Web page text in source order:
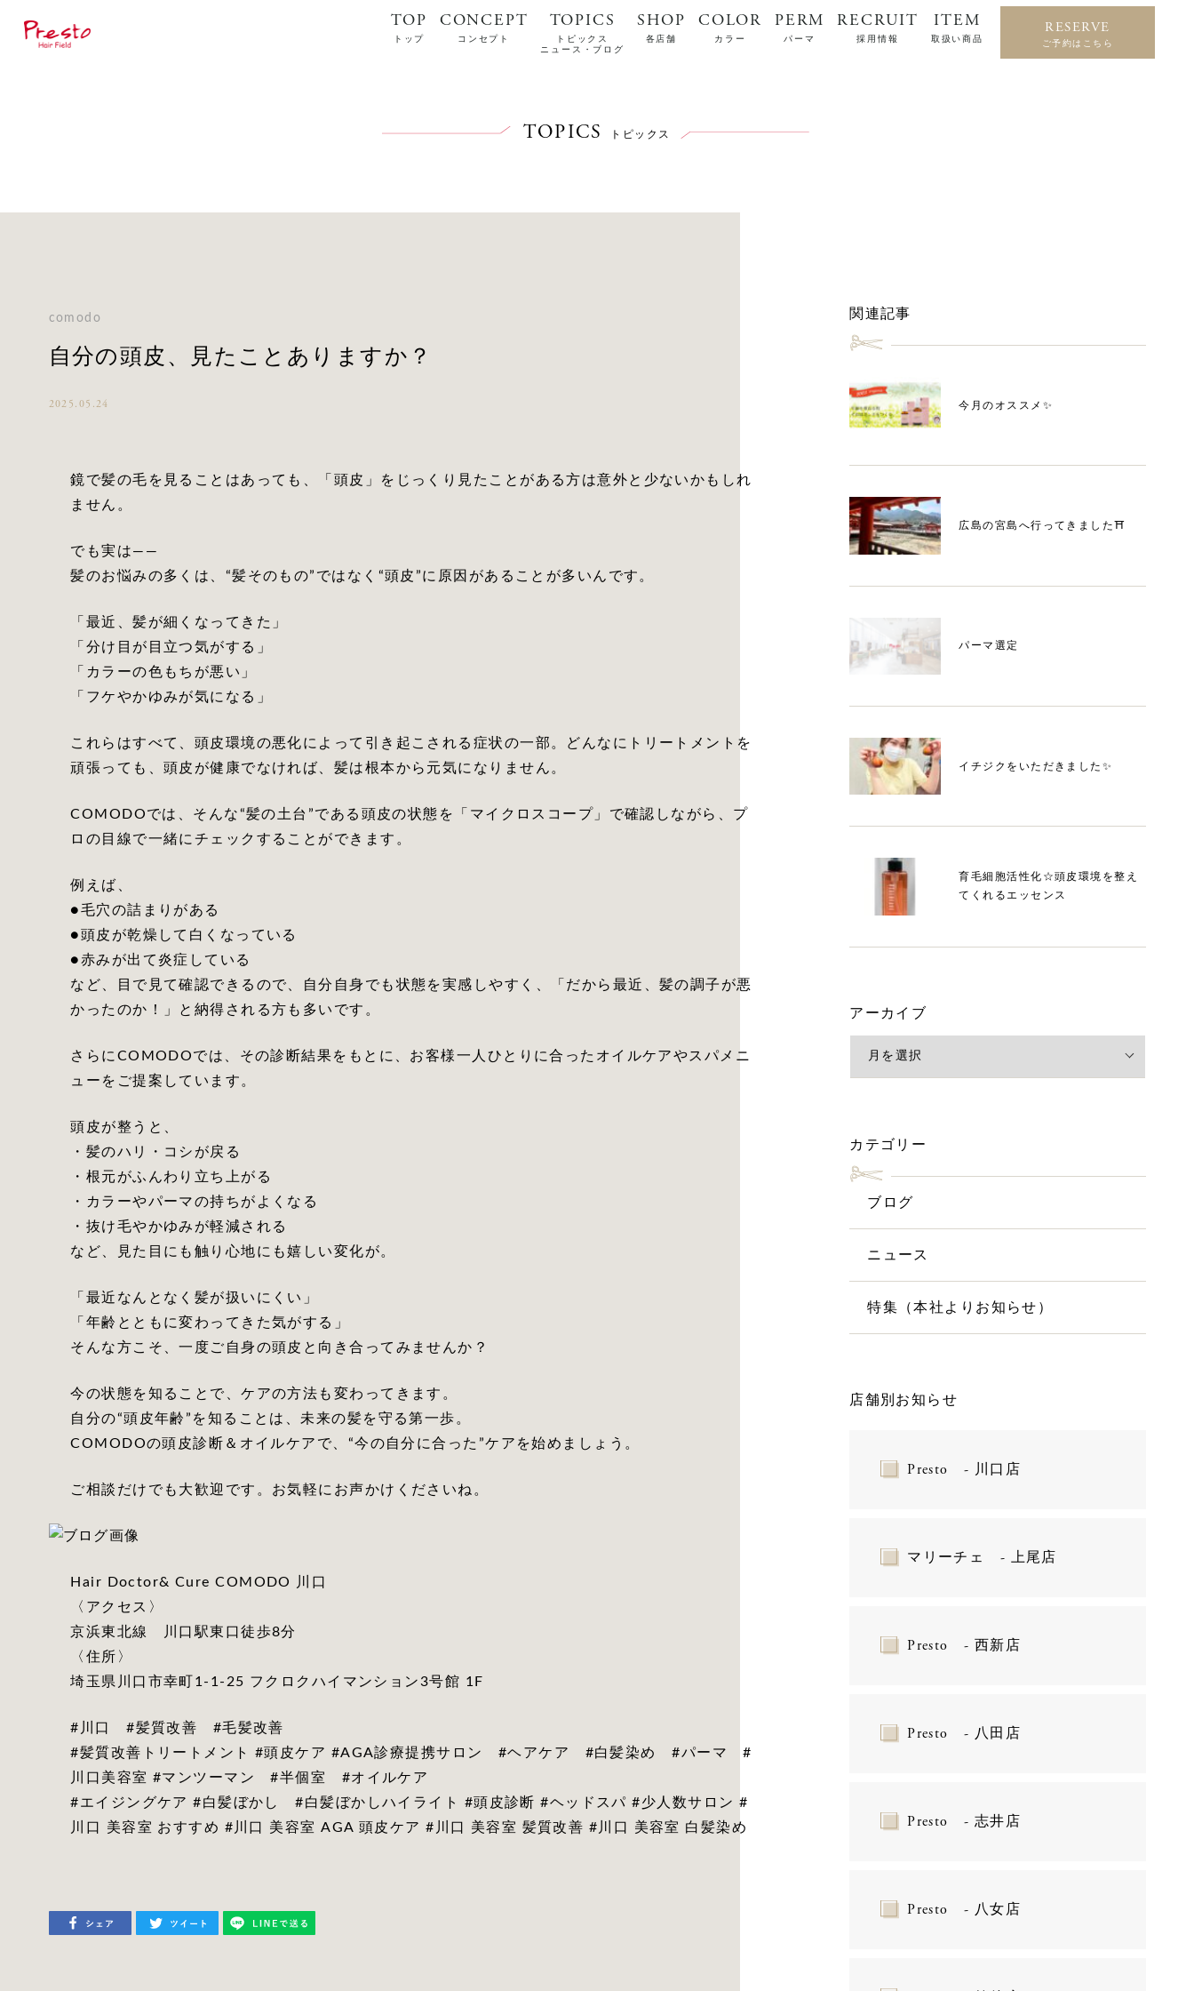
TOP
トップ
CONCEPT
コンセプト
TOPICS
トピックス
ニュース・ブログ
SHOP
各店舗
COLOR
カラー
PERM
パーマ
RECRUIT
採用情報
ITEM
取扱い商品
RESERVE
ご予約はこちら
TOPICS トピックス
comodo
自分の頭皮、見たことありますか？
2025.05.24
鏡で髪の毛を見ることはあっても、「頭皮」をじっくり見たことがある方は意外と少ないかもしれ
ません。
でも実は――
髪のお悩みの多くは、“髪そのもの”ではなく“頭皮”に原因があることが多いんです。
「最近、髪が細くなってきた」
「分け目が目立つ気がする」
「カラーの色もちが悪い」
「フケやかゆみが気になる」
これらはすべて、頭皮環境の悪化によって引き起こされる症状の一部。どんなにトリートメントを
頑張っても、頭皮が健康でなければ、髪は根本から元気になりません。
COMODOでは、そんな“髪の土台”である頭皮の状態を「マイクロスコープ」で確認しながら、プ
ロの目線で一緒にチェックすることができます。
例えば、
●毛穴の詰まりがある
●頭皮が乾燥して白くなっている
●赤みが出て炎症している
など、目で見て確認できるので、自分自身でも状態を実感しやすく、「だから最近、髪の調子が悪
かったのか！」と納得される方も多いです。
さらにCOMODOでは、その診断結果をもとに、お客様一人ひとりに合ったオイルケアやスパメニ
ューをご提案しています。
頭皮が整うと、
・髪のハリ・コシが戻る
・根元がふんわり立ち上がる
・カラーやパーマの持ちがよくなる
・抜け毛やかゆみが軽減される
など、見た目にも触り心地にも嬉しい変化が。
「最近なんとなく髪が扱いにくい」
「年齢とともに変わってきた気がする」
そんな方こそ、一度ご自身の頭皮と向き合ってみませんか？
今の状態を知ることで、ケアの方法も変わってきます。
自分の“頭皮年齢”を知ることは、未来の髪を守る第一歩。
COMODOの頭皮診断＆オイルケアで、“今の自分に合った”ケアを始めましょう。
ご相談だけでも大歓迎です。お気軽にお声かけくださいね。
Hair Doctor& Cure COMODO 川口
〈アクセス〉
京浜東北線 川口駅東口徒歩8分
〈住所〉
埼玉県川口市幸町1-1-25 フクロクハイマンション3号館 1F
#川口 #髪質改善 #毛髪改善
#髪質改善トリートメント #頭皮ケア #AGA診療提携サロン #ヘアケア #白髪染め #パーマ #
川口美容室 #マンツーマン #半個室 #オイルケア
#エイジングケア #白髪ぼかし #白髪ぼかしハイライト #頭皮診断 #ヘッドスパ #少人数サロン #
川口 美容室 おすすめ #川口 美容室 AGA 頭皮ケア #川口 美容室 髪質改善 #川口 美容室 白髪染め
関連記事
今月のオススメ✨
広島の宮島へ行ってきました⛩️
パーマ選定
イチジクをいただきました✨
育毛細胞活性化☆頭皮環境を整え
てくれるエッセンス
アーカイブ
カテゴリー
ブログ
ニュース
特集（本社よりお知らせ）
店舗別お知らせ
Presto - 川口店
マリーチェ - 上尾店
Presto - 西新店
Presto - 八田店
Presto - 志井店
Presto - 八女店